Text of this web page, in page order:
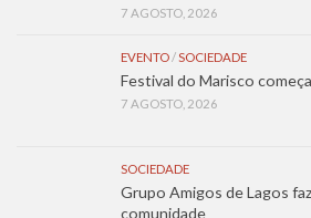
7 AGOSTO, 2026
EVENTO/SOCIEDADE
Festival do Marisco
7 AGOSTO, 2026
SOCIEDADE
Grupo Amigos de Lagos
comunidade